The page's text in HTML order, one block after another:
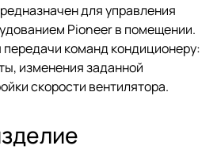
для управления
Pioneer в помещении.
команд кондиционеру:
изменения заданной
скорости вентилятора.